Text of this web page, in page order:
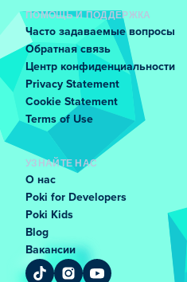
ПОМОЩЬ И ПОДДЕРЖКА
Часто задаваемые вопросы
Обратная связь
Центр конфиденциальности
Privacy Statement
Cookie Statement
Terms of Use
УЗНАЙТЕ НАС
О нас
Poki for Developers
Poki Kids
Blog
Вакансии